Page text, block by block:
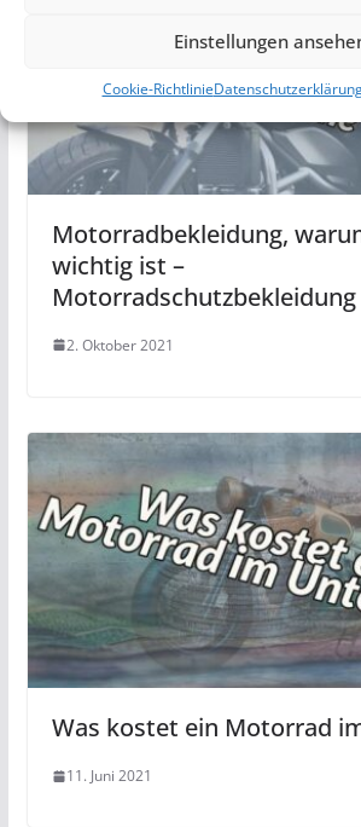
Einstellungen
Cookie-Richtlinie
Motorradbekleidung,
wichtig ist –
Motorradschutzbekleidung
2. Oktober 2021
Was kostet ein Motorrad
11. Juni 2021